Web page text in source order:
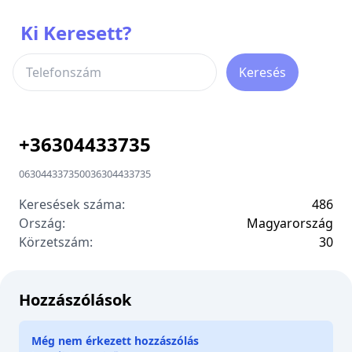
Ki Keresett?
Keresés
+36304433735
063044337350036304433735
Keresések száma:
486
Ország:
Magyarország
Körzetszám:
30
Hozzászólások
Még nem érkezett hozzászólás